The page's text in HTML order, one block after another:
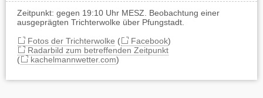
Zeitpunkt: gegen 19:10 Uhr MESZ. Beobachtung einer
ausgeprägten Trichterwolke über Pfungstadt.
Fotos der Trichterwolke ( Facebook)
Radarbild zum betreffenden Zeitpunkt
(
kachelmannwetter.com)